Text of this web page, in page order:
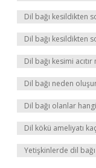
Dil bağı kesildikten
Dil bağı kesildikten
Dil bağı kesimi acıtır
Dil bağı neden
Dil bağı olanlar
Dil kökü ameliyatı
Yetişkinlerde dil